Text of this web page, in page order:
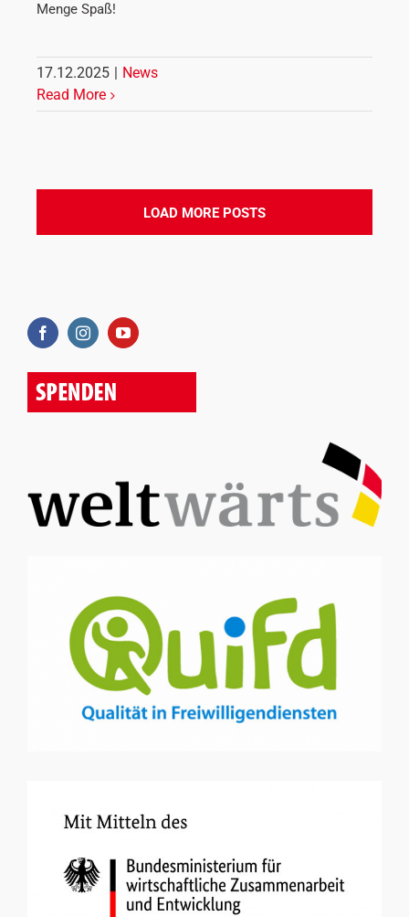
Menge Spaß!
17.12.2025
News
Read More
LOAD MORE POSTS